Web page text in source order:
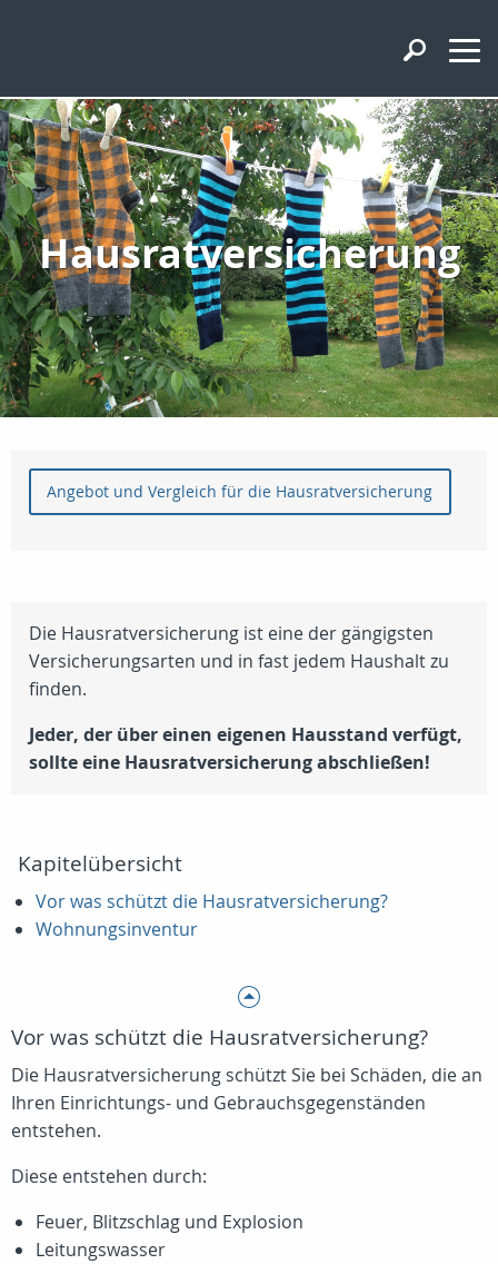
Hausratversicherung
Angebot und Vergleich für die Hausratversicherung
Die Hausratversicherung ist eine der gängigsten
Versicherungsarten und in fast jedem Haushalt zu
finden.
Jeder, der über einen eigenen Hausstand verfügt,
sollte eine Hausratversicherung abschließen!
Kapitelübersicht
Vor was schützt die Hausratversicherung?
Wohnungsinventur
Vor was schützt die Hausratversicherung?
Die Hausratversicherung schützt Sie bei Schäden, die an
Ihren Einrichtungs- und Gebrauchsgegenständen
entstehen.
Diese entstehen durch:
Feuer, Blitzschlag und Explosion
Leitungswasser